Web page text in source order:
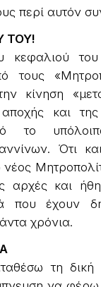
περί αυτόν
ΤΟΥ!
κεφαλιού
τους
κίνηση
και
το
Ότι
νέος
αρχές και
που έχουν
χρόνια.
τη δική